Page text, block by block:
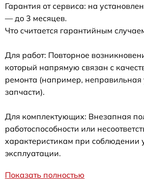
Гарантия от сервиса: на
— до 3 месяцев.
Что считается гарантийным
Для работ: Повторное
который напрямую связан с
ремонта (например, неправильная
запчасти).
Для комплектующих: Внезапная
работоспособности или
характеристикам при соблюдении
эксплуатации.
Показать полностью